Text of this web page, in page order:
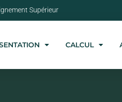
Supérieur
CALCUL